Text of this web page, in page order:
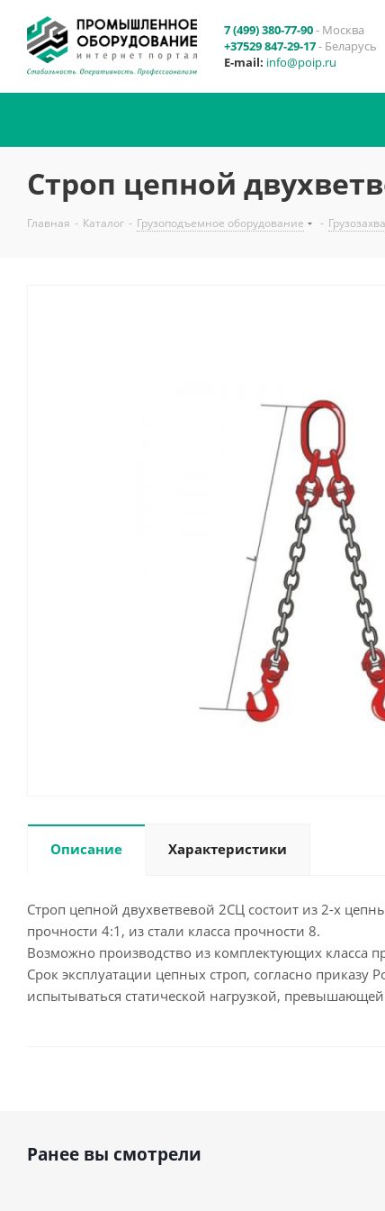
7 (499) 380-77-90- Москва
+37529 847-29-17- Беларусь
E-mail: info@poip.ru
Строп цепной
Главная - Каталог - Грузоподъемное оборудование -
Описание Характеристики
Строп цепной двухветвевой 2СЦ состоит из 2-х
прочности 4:1, из стали класса прочности 8.
Возможно производство из комплектующих класса
Срок эксплуатации цепных строп, согласно
испытываться статической нагрузкой,
Ранее вы смотрели